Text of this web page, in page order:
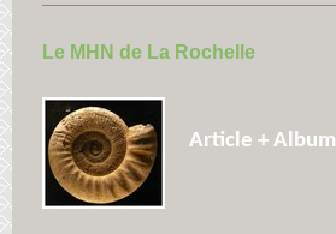
Le MHN de La Rochelle
Article + Album